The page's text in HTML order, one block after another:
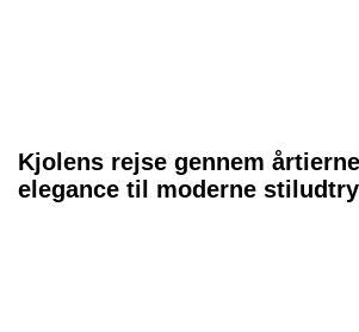
Kjolens rejse gennem
elegance til moderne